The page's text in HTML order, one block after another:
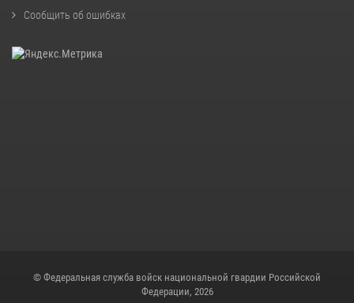
Сообщить об ошибках
© Федеральная служба войск национальной гвардии Российской
Федерации, 2026